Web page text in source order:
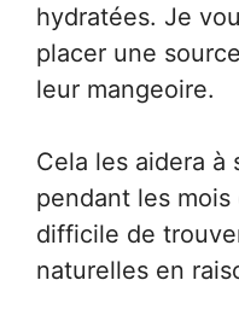
hydratées. Je
placer une
leur mangeoire.
Cela les aidera à
pendant les mois
difficile de
naturelles en